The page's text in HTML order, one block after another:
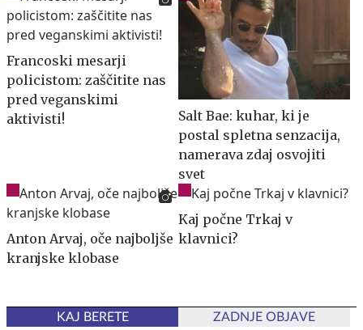
Francoski mesarji
policistom: zaščitite nas
pred veganskimi
aktivisti!
Salt Bae: kuhar, ki je
postal spletna senzacija,
namerava zdaj osvojiti
svet
Anton Arvaj, oče najboljše
kranjske klobase
Kaj počne Trkaj v
klavnici?
KAJ BERETE ZADNJE OBJAVE